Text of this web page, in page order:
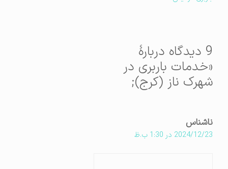
9 دیدگاه دربارهٔ
«خدمات باربری در
شهرک ناز (کرج);
ناشناس
2024/12/23 در 1:30 ب.ظ